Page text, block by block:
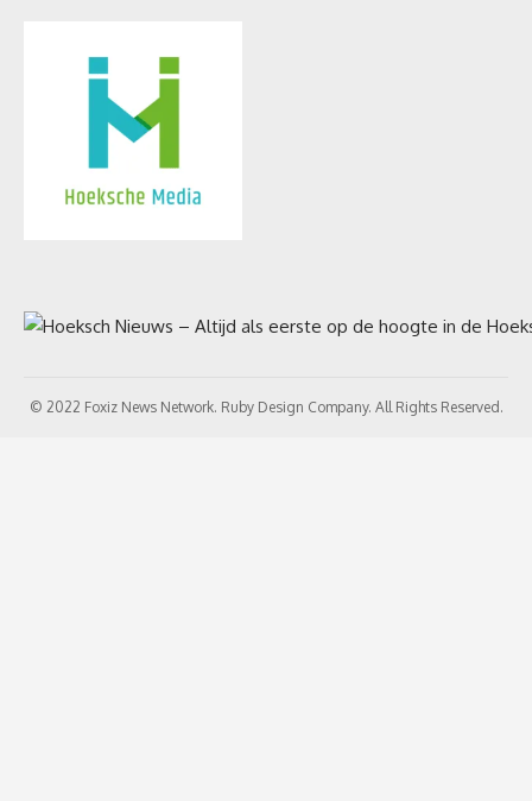
© 2022 Foxiz News Network. Ruby Design Company. All Rights Reserved.